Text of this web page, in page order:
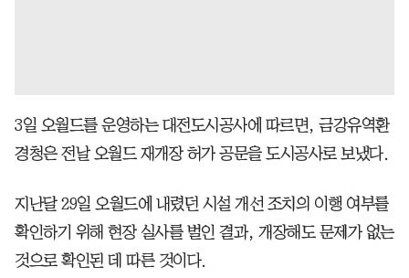
3일 오월드를 운영하는 대전도시공사에 따르면, 금강유역환
경청은 전날 오월드 재개장 허가 공문을 도시공사로 보냈다.
지난달 29일 오월드에 내렸던 시설 개선 조치의 이행 여부를
확인하기 위해 현장 실사를 벌인 결과, 개장해도 문제가 없는
것으로 확인된 데 따른 것이다.